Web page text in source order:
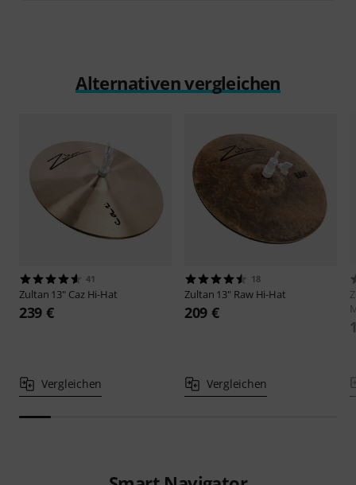
Alternativen vergleichen
41
Zultan 13" Caz Hi-Hat
239 €
Vergleichen
18
Zultan 13" Raw Hi-Hat
209 €
Vergleichen